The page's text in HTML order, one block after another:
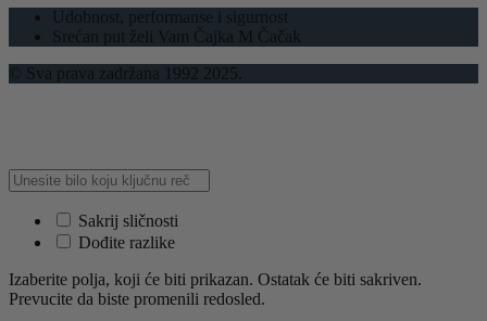
Udobnost, performanse i sigurnost
Srećan put želi Vam Čajka M Čačak
© Sva prava zadržana 1992 2025.
Sakrij sličnosti
Dođite razlike
Izaberite polja, koji će biti prikazan. Ostatak će biti sakriven.
Prevucite da biste promenili redosled.